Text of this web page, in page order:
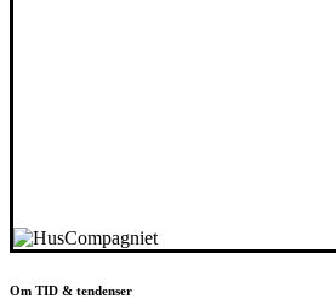
Om TID & tendenser